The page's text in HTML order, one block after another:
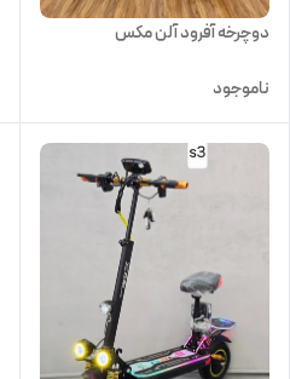
دوچرخه آفرود آلن مکس
ناموجود